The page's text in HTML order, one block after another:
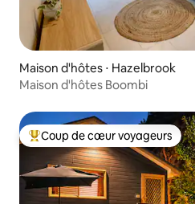
Maison d'hôtes ⋅ Hazelbrook
Maison d'hôtes Boombi
Coups de cœur voyageurs les
Coup de cœur voyageurs